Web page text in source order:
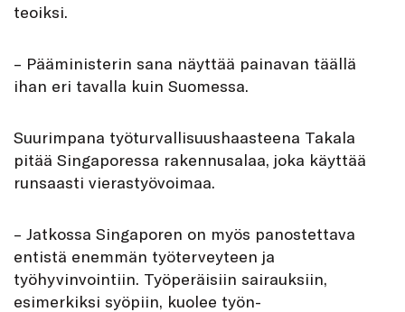
teoiksi.
– Pääministerin sana näyttää painavan täällä
ihan eri tavalla kuin Suomessa.
Suurimpana työturvallisuushaasteena Takala
pitää Singaporessa rakennusalaa, joka käyttää
runsaasti vierastyövoimaa.
– Jatkossa Singaporen on myös panostettava
entistä enemmän työterveyteen ja
työhyvinvointiin. Työperäisiin sairauksiin,
esimerkiksi syöpiin, kuolee työn-